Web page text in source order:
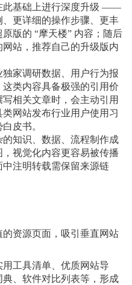
此基础上进行深度升级 ——
更详细的操作步骤、更丰
版的 “摩天楼” 内容；随后
站，推荐自己的升级版内
独家调研数据、用户行为报
类内容具备极强的引用价
相关文章时，会主动引用
网站发布行业用户使用习
皮书。
的知识、数据、流程制作成
视觉化内容更容易被传播
注明转载需保留来源链
资源页面，吸引垂直网站
用工具清单、优质网站导
、软件对比列表等，形成